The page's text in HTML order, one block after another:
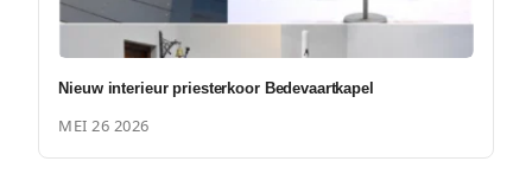
Nieuw interieur priesterkoor Bedevaartkapel
MEI 26 2026